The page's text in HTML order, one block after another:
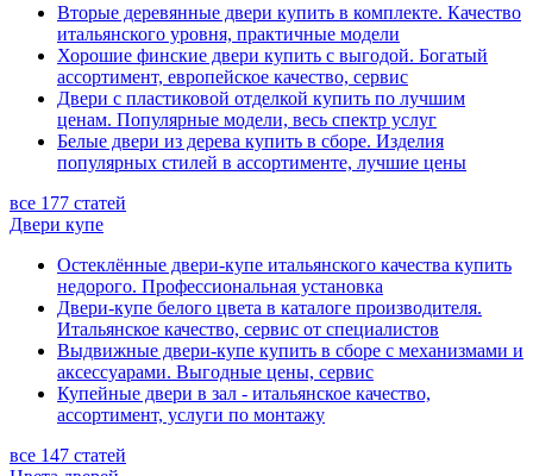
Вторые деревянные двери купить в комплекте. Качество
итальянского уровня, практичные модели
Хорошие финские двери купить с выгодой. Богатый
ассортимент, европейское качество, сервис
Двери с пластиковой отделкой купить по лучшим
ценам. Популярные модели, весь спектр услуг
Белые двери из дерева купить в сборе. Изделия
популярных стилей в ассортименте, лучшие цены
все 177 статей
Двери купе
Остеклённые двери-купе итальянского качества купить
недорого. Профессиональная установка
Двери-купе белого цвета в каталоге производителя.
Итальянское качество, сервис от специалистов
Выдвижные двери-купе купить в сборе с механизмами и
аксессуарами. Выгодные цены, сервис
Купейные двери в зал - итальянское качество,
ассортимент, услуги по монтажу
все 147 статей